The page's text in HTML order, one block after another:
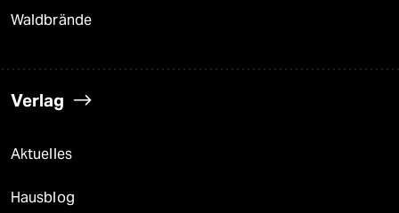
Waldbrände
Verlag
Aktuelles
Hausblog